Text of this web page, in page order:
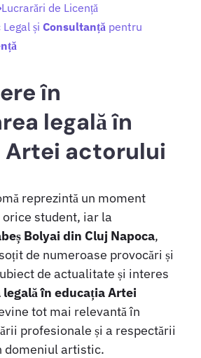
Lucrarări de Licență
și Consultanță pentru
în
legală în
Artei actorului
reprezintă un moment
student, iar la
Bolyai din Cluj Napoca,
de numeroase provocări și
de actualitate și interes
în educația Artei
tot mai relevantă în
profesionale și a respectării
domeniul artistic.